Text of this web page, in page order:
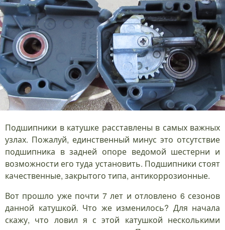
Подшипники в катушке расставлены в самых важных
узлах. Пожалуй, единственный минус это отсутствие
подшипника в задней опоре ведомой шестерни и
возможности его туда установить. Подшипники стоят
качественные, закрытого типа, антикоррозионные.
Вот прошло уже почти 7 лет и отловлено 6 сезонов
данной катушкой. Что же изменилось? Для начала
скажу, что ловил я с этой катушкой несколькими